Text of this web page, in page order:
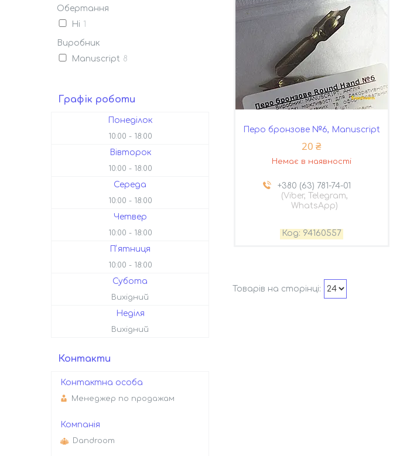
Перо бронзове №6, Manuscript
20 ₴
Немає в наявності
+380 (63) 781-74-01
(Viber, Telegram,
WhatsApp)
94160557
Обертання
Ні 1
Виробник
Manuscript 8
Графік роботи
Понеділок
10:00 18:00
Вівторок
10:00 18:00
Середа
10:00 18:00
Четвер
10:00 18:00
Пʼятниця
10:00 18:00
Субота
Вихідний
Неділя
Вихідний
Контакти
Менеджер по продажам
Dandroom